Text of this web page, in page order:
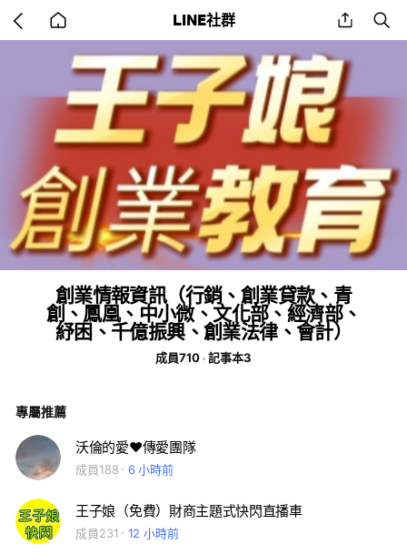
back
to
home
LINE社群 share
創業情報資訊（行銷、創業貸款、青
創、鳳凰、中小微、文化部、經濟部、
紓困、千億振興、創業法律、會計）
成員710 記事本3
專屬推薦
沃倫的愛❤️傳愛團隊
成員188 6 小時前
王子娘（免費）財商主題式快閃直播車
成員231 12 小時前